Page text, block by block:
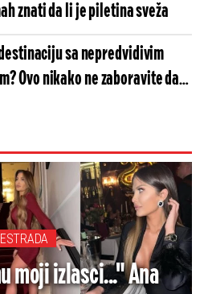
znati da li je piletina sveža
sa nepredvidivim
Ovo nikako ne zaboravite da
ESTRADA
moji izlasci..." Ana